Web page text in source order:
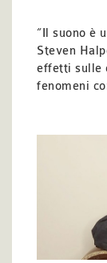
“Il suono è
Steven
effetti sulle
fenomeni